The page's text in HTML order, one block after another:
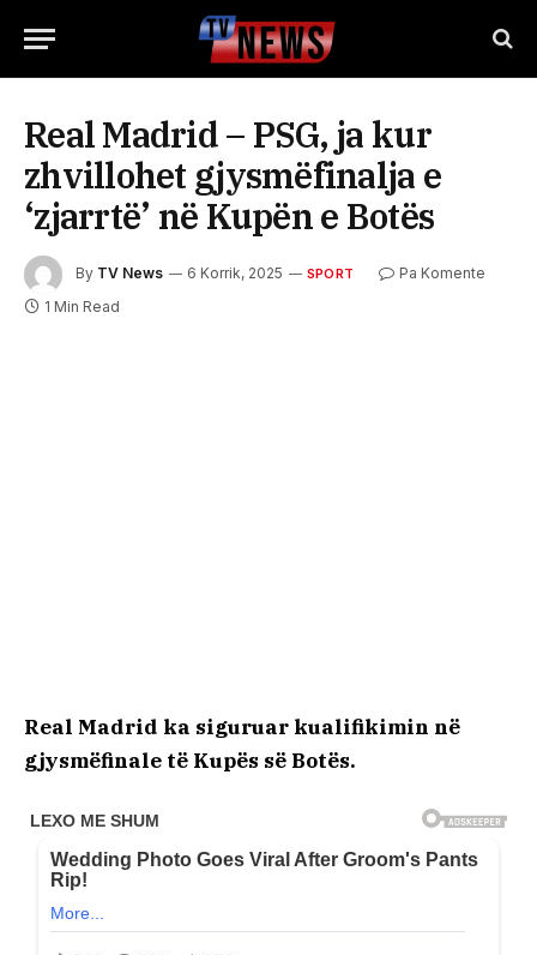
Real Madrid – PSG, ja kur
zhvillohet gjysmëfinalja e
‘zjarrtë’ në Kupën e Botës
By TV News 6 Korrik, 2025 SPORT
Pa Komente
1 Min Read
Real Madrid ka siguruar kualifikimin në
gjysmëfinale të Kupës së Botës.